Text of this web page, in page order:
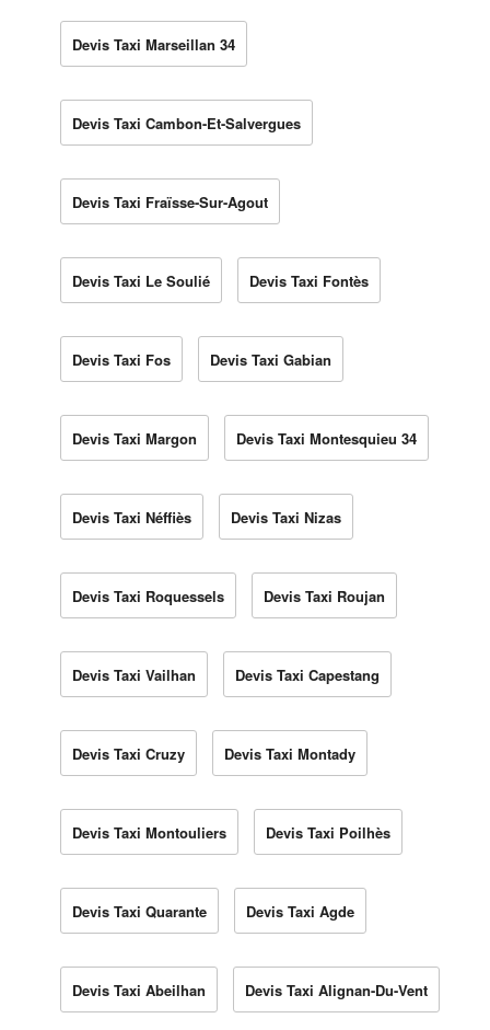
Devis Taxi Marseillan 34
Devis Taxi Cambon-Et-Salvergues
Devis Taxi Fraïsse-Sur-Agout
Devis Taxi Le Soulié Devis Taxi Fontès
Devis Taxi Fos Devis Taxi Gabian
Devis Taxi Margon Devis Taxi Montesquieu 34
Devis Taxi Néffiès Devis Taxi Nizas
Devis Taxi Roquessels Devis Taxi Roujan
Devis Taxi Vailhan Devis Taxi Capestang
Devis Taxi Cruzy Devis Taxi Montady
Devis Taxi Montouliers Devis Taxi Poilhès
Devis Taxi Quarante Devis Taxi Agde
Devis Taxi Abeilhan Devis Taxi Alignan-Du-Vent